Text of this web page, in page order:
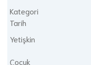
Kategori
Tarih
Yetişkin
Çocuk